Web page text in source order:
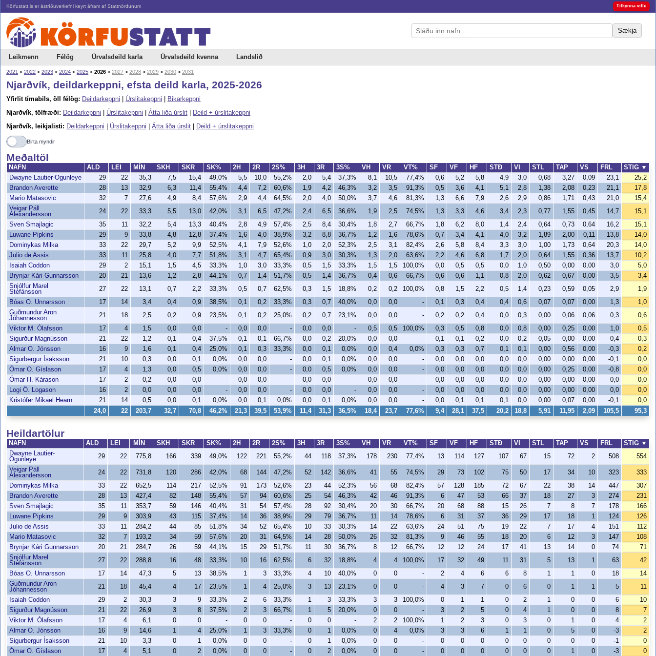
Körfustatt.is er ástríðuverkefni keyrt áfram af Stattnördunum Tilkynna villu
Sækja
Leikmenn Félög Úrvalsdeild karla Úrvalsdeild kvenna Landslið
2021 < 2022 < 2023 < 2024 < 2025 < 2026 > 2027 > 2028 > 2029 > 2030 > 2031
Njarðvík, deildarkeppni, efsta deild karla, 2025-2026
Yfirlit tímabils, öll félög: Deildarkeppni Úrslitakeppni
Bikarkeppni
Njarðvík, tölfræði: Deildarkeppni Úrslitakeppni Átta liða úrslit
Deild + úrslitakeppni
Njarðvík, leikjalisti: Deildarkeppni Úrslitakeppni Átta liða úrslit Deild + úrslitakeppni
Birta myndir
Heildartölur
NAFN ALD LEI MÍN SKH SKR SK% 2H 2R 2S% 3H 3R 3S% VH VR VT% SF VF HF STÐ VI STL TAP VS FRL STIG ▼
Dwayne Lautier-
Ogunleye
29 22 775,8 166 339 49,0% 122 221 55,2% 44 118 37,3% 178 230 77,4% 13 114 127 107 67 15 72 2 508
554
Veigar Páll
Alexandersson
24 22 731,8 120 286 42,0% 68 144 47,2% 52 142 36,6% 41 55 74,5% 29 73 102 75 50 17 34 10 323
333
Dominykas Milka
33 22 652,5 114 217 52,5% 91 173 52,6% 23 44 52,3% 56 68 82,4% 57 128 185 72 67 22 38 14 447
307
Brandon Averette
28 13 427,4 82 148 55,4% 57 94 60,6% 25 54 46,3% 42 46 91,3% 6 47 53 66 37 18 27 3 274
231
Sven Smajlagic
35 11 353,7 59 146 40,4% 31 54 57,4% 28 92 30,4% 20 30 66,7% 20 68 88 15 26 7 8 7 178
166
Luwane Pipkins
29 9 303,9 43 115 37,4% 14 36 38,9% 29 79 36,7% 11 14 78,6% 6 31 37 36 29 17 18 1 124
126
Julio de Assis
33 11 284,2 44 85 51,8% 34 52 65,4% 10 33 30,3% 14 22 63,6% 24 51 75 19 22 7 17 4 151
112
Mario Matasovic
32 7 193,2 34 59 57,6% 20 31 64,5% 14 28 50,0% 26 32 81,3% 9 46 55 18 20 6 12 3 147
108
Brynjar Kári Gunnarsson
20 21 284,7 26 59 44,1% 15 29 51,7% 11 30 36,7% 8 12 66,7% 12 12 24 17 41 13 14 0 74
71
Snjólfur Marel
Stefánsson
27 22 288,8 16 48 33,3% 10 16 62,5% 6 32 18,8% 4 4 100,0% 17 32 49 11 31 5 13 1 63
42
Bóas O. Unnarsson
17 14 47,3 5 13 38,5% 1 3 33,3% 4 10 40,0% 0 0 - 2 4 6 6 8 1 1 0 18
14
Guðmundur Aron
Jóhannesson
21 18 45,4 4 17 23,5% 1 4 25,0% 3 13 23,1% 0 0 - 4 3 7 0 6 0 1 1 5
11
Isaiah Coddon
29 2 30,3 3 9 33,3% 2 6 33,3% 1 3 33,3% 3 3 100,0% 0 1 1 0 2 1 0 0 6
10
Sigurður Magnússon
21 22 26,9 3 8 37,5% 2 3 66,7% 1 5 20,0% 0 0 - 3 2 5 0 4 1 0 0 8
7
Viktor M. Ólafsson
17 4 6,1 0 0 - 0 0 - 0 0 - 2 2 100,0% 1 2 3 0 3 0 1 0 4
2
Almar O. Jónsson
16 9 14,6 1 4 25,0% 1 3 33,3% 0 1 0,0% 0 4 0,0% 3 3 6 1 1 0 5 0 -3
2
Sigurbergur Ísaksson
21 10 3,3 0 1 0,0% 0 0 - 0 1 0,0% 0 0 - 0 0 0 0 0 0 0 0 -1
0
Ómar O. Gíslason
17 4 5,1 0 2 0,0% 0 0 - 0 2 0,0% 0 0 - 0 0 0 0 0 0 1 0 -3 0
Meðaltöl
NAFN ALD LEI MÍN SKH SKR SK% 2H 2R 2S% 3H 3R 3S% VH VR VT% SF VF HF STÐ VI STL TAP VS FRL STIG ▼
Dwayne Lautier-Ogunleye
29 22 35,3 7,5 15,4 49,0% 5,5 10,0 55,2% 2,0 5,4 37,3% 8,1 10,5 77,4% 0,6 5,2 5,8 4,9 3,0 0,68 3,27 0,09 23,1
25,2
Brandon Averette
28 13 32,9 6,3 11,4 55,4% 4,4 7,2 60,6% 1,9 4,2 46,3% 3,2 3,5 91,3% 0,5 3,6 4,1 5,1 2,8 1,38 2,08 0,23 21,1
17,8
Mario Matasovic
32 7 27,6 4,9 8,4 57,6% 2,9 4,4 64,5% 2,0 4,0 50,0% 3,7 4,6 81,3% 1,3 6,6 7,9 2,6 2,9 0,86 1,71 0,43 21,0
15,4
Veigar Páll
Alexandersson
24 22 33,3 5,5 13,0 42,0% 3,1 6,5 47,2% 2,4 6,5 36,6% 1,9 2,5 74,5% 1,3 3,3 4,6 3,4 2,3 0,77 1,55 0,45 14,7
15,1
Sven Smajlagic
35 11 32,2 5,4 13,3 40,4% 2,8 4,9 57,4% 2,5 8,4 30,4% 1,8 2,7 66,7% 1,8 6,2 8,0 1,4 2,4 0,64 0,73 0,64 16,2
15,1
Luwane Pipkins
29 9 33,8 4,8 12,8 37,4% 1,6 4,0 38,9% 3,2 8,8 36,7% 1,2 1,6 78,6% 0,7 3,4 4,1 4,0 3,2 1,89 2,00 0,11 13,8
14,0
Dominykas Milka
33 22 29,7 5,2 9,9 52,5% 4,1 7,9 52,6% 1,0 2,0 52,3% 2,5 3,1 82,4% 2,6 5,8 8,4 3,3 3,0 1,00 1,73 0,64 20,3
14,0
Julio de Assis
33 11 25,8 4,0 7,7 51,8% 3,1 4,7 65,4% 0,9 3,0 30,3% 1,3 2,0 63,6% 2,2 4,6 6,8 1,7 2,0 0,64 1,55 0,36 13,7
10,2
Isaiah Coddon
29 2 15,1 1,5 4,5 33,3% 1,0 3,0 33,3% 0,5 1,5 33,3% 1,5 1,5 100,0% 0,0 0,5 0,5 0,0 1,0 0,50 0,00 0,00 3,0
5,0
Brynjar Kári Gunnarsson
20 21 13,6 1,2 2,8 44,1% 0,7 1,4 51,7% 0,5 1,4 36,7% 0,4 0,6 66,7% 0,6 0,6 1,1 0,8 2,0 0,62 0,67 0,00 3,5
3,4
Snjólfur Marel
Stefánsson
27 22 13,1 0,7 2,2 33,3% 0,5 0,7 62,5% 0,3 1,5 18,8% 0,2 0,2 100,0% 0,8 1,5 2,2 0,5 1,4 0,23 0,59 0,05 2,9
1,9
Bóas O. Unnarsson
17 14 3,4 0,4 0,9 38,5% 0,1 0,2 33,3% 0,3 0,7 40,0% 0,0 0,0 - 0,1 0,3 0,4 0,4 0,6 0,07 0,07 0,00 1,3
1,0
Guðmundur Aron
Jóhannesson
21 18 2,5 0,2 0,9 23,5% 0,1 0,2 25,0% 0,2 0,7 23,1% 0,0 0,0 - 0,2 0,2 0,4 0,0 0,3 0,00 0,06 0,06 0,3
0,6
Viktor M. Ólafsson
17 4 1,5 0,0 0,0 - 0,0 0,0 - 0,0 0,0 - 0,5 0,5 100,0% 0,3 0,5 0,8 0,0 0,8 0,00 0,25 0,00 1,0
0,5
Sigurður Magnússon
21 22 1,2 0,1 0,4 37,5% 0,1 0,1 66,7% 0,0 0,2 20,0% 0,0 0,0 - 0,1 0,1 0,2 0,0 0,2 0,05 0,00 0,00 0,4
0,3
Almar O. Jónsson
16 9 1,6 0,1 0,4 25,0% 0,1 0,3 33,3% 0,0 0,1 0,0% 0,0 0,4 0,0% 0,3 0,3 0,7 0,1 0,1 0,00 0,56 0,00 -0,3
0,2
Sigurbergur Ísaksson
21 10 0,3 0,0 0,1 0,0% 0,0 0,0 - 0,0 0,1 0,0% 0,0 0,0 - 0,0 0,0 0,0 0,0 0,0 0,00 0,00 0,00 -0,1
0,0
Ómar O. Gíslason
17 4 1,3 0,0 0,5 0,0% 0,0 0,0 - 0,0 0,5 0,0% 0,0 0,0 - 0,0 0,0 0,0 0,0 0,0 0,00 0,25 0,00 -0,8
0,0
Ómar H. Kárason
17 2 0,2 0,0 0,0 - 0,0 0,0 - 0,0 0,0 - 0,0 0,0 - 0,0 0,0 0,0 0,0 0,0 0,00 0,00 0,00 0,0
0,0
Logi Ö. Logason
16 2 0,0 0,0 0,0 - 0,0 0,0 - 0,0 0,0 - 0,0 0,0 - 0,0 0,0 0,0 0,0 0,0 0,00 0,00 0,00 0,0
0,0
Kristófer Mikael Hearn
21 14 0,5 0,0 0,1 0,0% 0,0 0,1 0,0% 0,0 0,1 0,0% 0,0 0,0 - 0,0 0,1 0,1 0,1 0,0 0,00 0,07 0,00 -0,1 0,0
24,0 22 203,7 32,7 70,8 46,2% 21,3 39,5 53,9% 11,4 31,3 36,5% 18,4 23,7 77,6% 9,4 28,1 37,5 20,2 18,8 5,91 11,95 2,09 105,5 95,3